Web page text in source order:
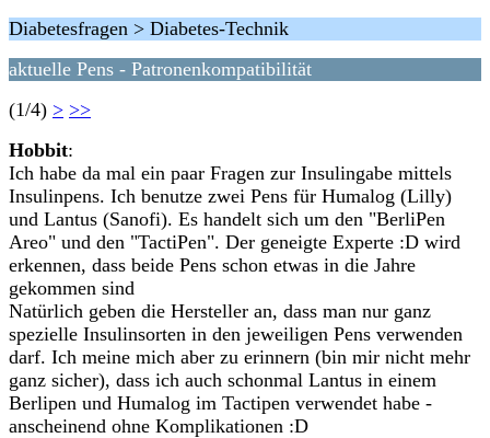
Diabetesfragen > Diabetes-Technik
aktuelle Pens - Patronenkompatibilität
(1/4) > >>
Hobbit:
Ich habe da mal ein paar Fragen zur Insulingabe mittels
Insulinpens. Ich benutze zwei Pens für Humalog (Lilly)
und Lantus (Sanofi). Es handelt sich um den "BerliPen
Areo" und den "TactiPen". Der geneigte Experte :D wird
erkennen, dass beide Pens schon etwas in die Jahre
gekommen sind
Natürlich geben die Hersteller an, dass man nur ganz
spezielle Insulinsorten in den jeweiligen Pens verwenden
darf. Ich meine mich aber zu erinnern (bin mir nicht mehr
ganz sicher), dass ich auch schonmal Lantus in einem
Berlipen und Humalog im Tactipen verwendet habe -
anscheinend ohne Komplikationen :D